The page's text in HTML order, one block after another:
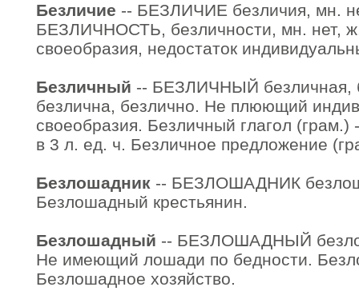
Безличие -- БЕЗЛИЧИЕ безличия, мн.
БЕЗЛИЧНОСТЬ, безличности, мн. нет,
своеобразия, недостаток
Безличный -- БЕЗЛИЧНЫЙ безличная,
безлична, безлично. Не плюющий
своеобразия. Безличный глагол (грам.)
в 3 л. ед. ч. Безличное предложение
Безлошадник -- БЕЗЛОШАДНИК
Безлошадный крестьянин.
Безлошадный -- БЕЗЛОШАДНЫЙ
Не имеющий лошади по бедности.
Безлошадное хозяйство.